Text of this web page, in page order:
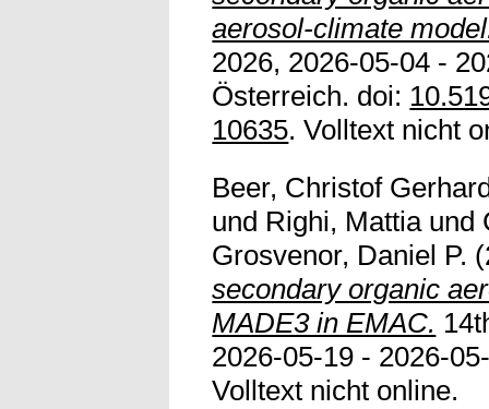
aerosol-climate
2026, 2026-05-04 -
Österreich. doi:
10635. Volltext nicht
Beer, Christof
und Righi, Mattiaund
Grosvenor, Daniel P.
secondary organic
MADE3 in EMAC.
2026-05-19 - 2026-
Volltext nicht online.